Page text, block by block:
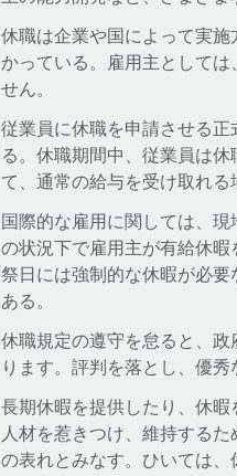
休職は企業や国によって実
かっている。雇用主として
せん。
従業員に休職を申請させる
る。休職期間中、従業員は
て、通常の給与を受け取れる
国際的な雇用に関しては、
の状況下で雇用主が有給休
祭日には強制的な休暇が必
ある。
休職規定の遵守を怠ると、
ります。評判を落とし、優秀
長期休暇を提供したり、休
人材を惹きつけ、維持する
の表れとみなす。ひいては